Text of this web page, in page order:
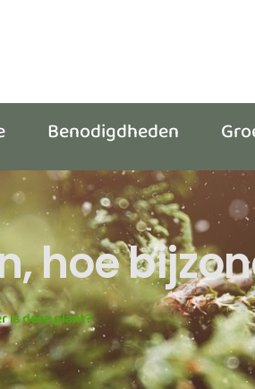
Benodigdheden
hoe
is deze plant?